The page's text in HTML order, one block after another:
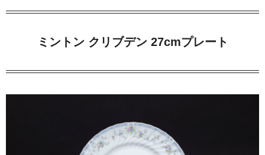
ミントン クリブデン 27cmプレート